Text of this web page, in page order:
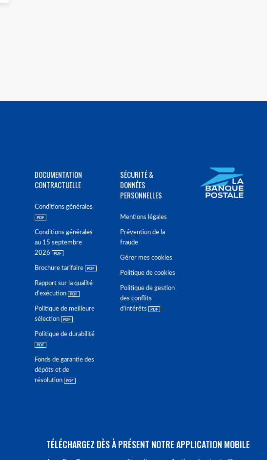
DOCUMENTATION
CONTRACTUELLE
Conditions générales
Conditions générales
au 15 septembre
2026
Brochure tarifaire
Rapport sur la qualité
d'exécution
Politique de meilleure
sélection
Politique de durabilité
Fonds de garantie des
dépôts et de
résolution
SÉCURITÉ &
DONNÉES
PERSONNELLES
Mentions légales
Prévention de la
fraude
Gérer mes cookies
Politique de cookies
Politique de gestion
des conflits
d'intérêts
TÉLÉCHARGEZ DÈS À PRÉSENT NOTRE APPLICATION MOBILE